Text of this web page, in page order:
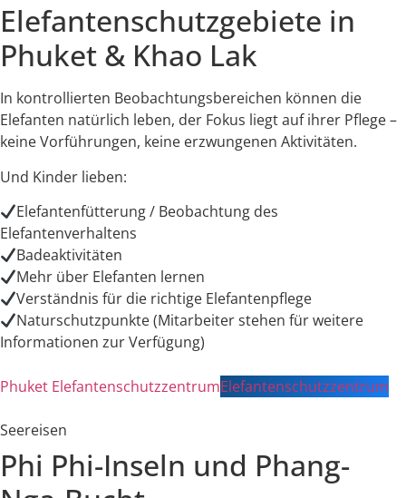
Elefantenschutzgebiete in
Phuket & Khao Lak
In kontrollierten Beobachtungsbereichen können die
Elefanten natürlich leben, der Fokus liegt auf ihrer Pflege –
keine Vorführungen, keine erzwungenen Aktivitäten.
Und Kinder lieben:
Elefantenfütterung / Beobachtung des
Elefantenverhaltens
Badeaktivitäten
Mehr über Elefanten lernen
Verständnis für die richtige Elefantenpflege
Naturschutzpunkte (Mitarbeiter stehen für weitere
Informationen zur Verfügung)
Phuket ElefantenschutzzentrumElefantenschutzzentrum
Seereisen
Phi Phi-Inseln und Phang-